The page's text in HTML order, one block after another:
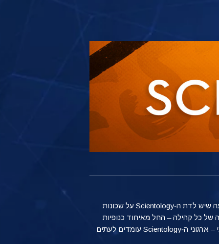
בקר בארגונים של Scientology בכל רחבי העולם וגלה מה הופך כל אחד מהם למיוחד. קבל מבט מעמיק על ההשפעה שיש לדת ה‑Scientology על שכונות
כל קהילה – החל מאיחוד כנופיות
שנמצאו במלחמה בלוס-אנג'לס במאמץ ליצור משא ומתן למען שלום, ועד ליצירת דו-שיח בין תרבויות שונות במיאמי – ארגוני ה‑Scientology עומדים לעתים